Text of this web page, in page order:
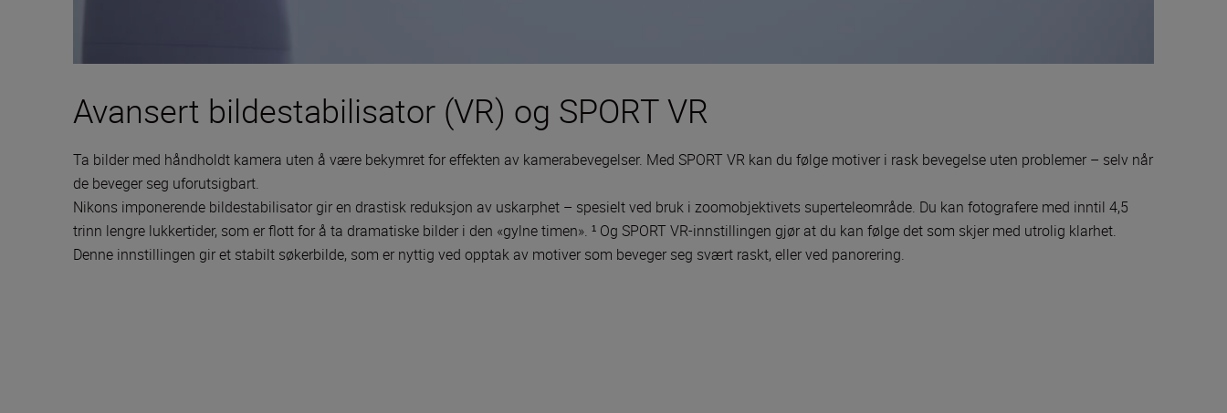
Avansert bildestabilisator (VR) og SPORT VR
Ta bilder med håndholdt kamera uten å være bekymret for effekten av kamerabevegelser. Med SPORT VR kan du følge motiver i rask bevegelse uten problemer – selv når
de beveger seg uforutsigbart.
Nikons imponerende bildestabilisator gir en drastisk reduksjon av uskarphet – spesielt ved bruk i zoomobjektivets superteleområde. Du kan fotografere med inntil 4,5
trinn lengre lukkertider, som er flott for å ta dramatiske bilder i den «gylne timen». ¹ Og SPORT VR-innstillingen gjør at du kan følge det som skjer med utrolig klarhet.
Denne innstillingen gir et stabilt søkerbilde, som er nyttig ved opptak av motiver som beveger seg svært raskt, eller ved panorering.